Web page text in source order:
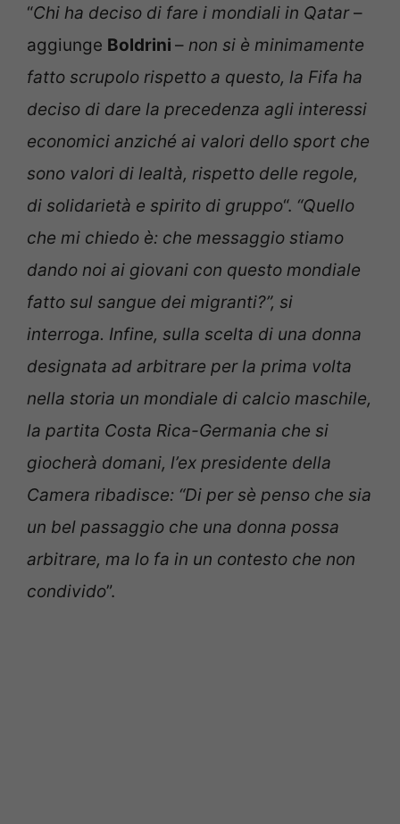
“Chi ha deciso di fare i mondiali in Qatar–
aggiunge Boldrini – non si è minimamente
fatto scrupolo rispetto a questo, la Fifa ha
deciso di dare la precedenza agli interessi
economici anziché ai valori dello sport che
sono valori di lealtà, rispetto delle regole,
di solidarietà e spirito di gruppo“. “Quello
che mi chiedo è: che messaggio stiamo
dando noi ai giovani con questo mondiale
fatto sul sangue dei migranti?”, si
interroga. Infine, sulla scelta di una donna
designata ad arbitrare per la prima volta
nella storia un mondiale di calcio maschile,
la partita Costa Rica-Germania che si
giocherà domani, l’ex presidente della
Camera ribadisce: “Di per sè penso che sia
un bel passaggio che una donna possa
arbitrare, ma lo fa in un contesto che non
condivido”.